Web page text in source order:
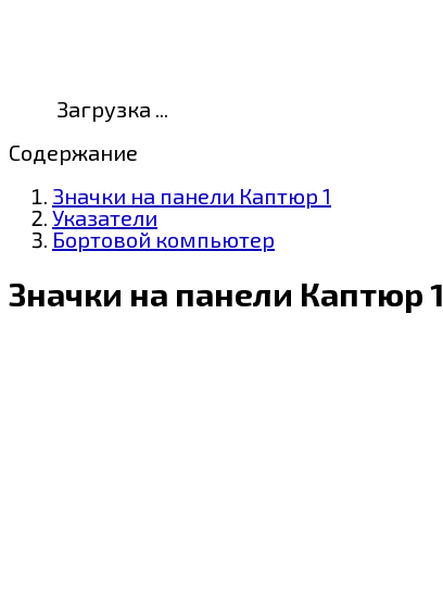
Загрузка ...
Содержание
Значки на панели Каптюр 1
Указатели
Бортовой компьютер
Значки на панели Каптюр 1